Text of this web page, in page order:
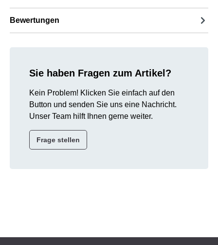
Bewertungen
Sie haben Fragen zum Artikel?
Kein Problem! Klicken Sie einfach auf den
Button und senden Sie uns eine Nachricht.
Unser Team hilft Ihnen gerne weiter.
Frage stellen